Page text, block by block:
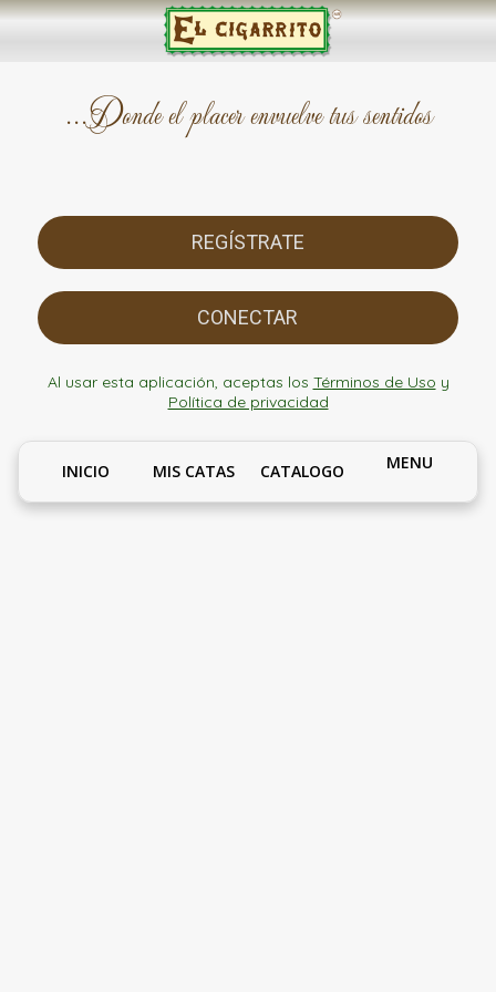
...Donde el placer envuelve tus sentidos
REGÍSTRATE
CONECTAR
Al usar esta aplicación, aceptas los Términos de Uso y
Política de privacidad
INICIO MIS CATAS CATALOGO MENU